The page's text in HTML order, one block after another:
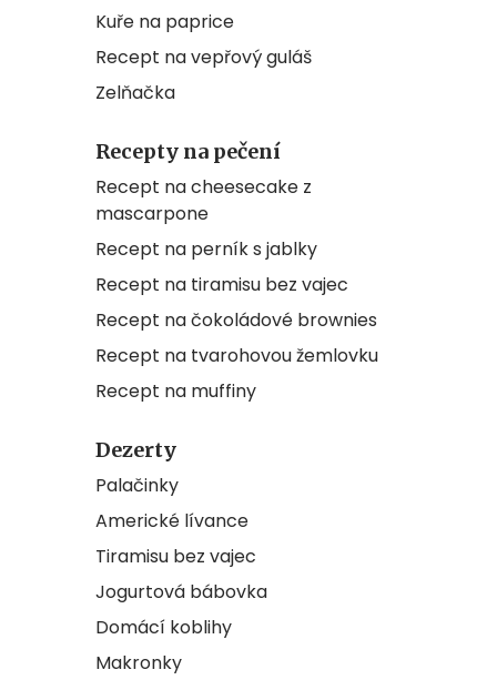
Kuře na paprice
Recept na vepřový guláš
Zelňačka
Recepty na pečení
Recept na cheesecake z
mascarpone
Recept na perník s jablky
Recept na tiramisu bez vajec
Recept na čokoládové brownies
Recept na tvarohovou žemlovku
Recept na muffiny
Dezerty
Palačinky
Americké lívance
Tiramisu bez vajec
Jogurtová bábovka
Domácí koblihy
Makronky